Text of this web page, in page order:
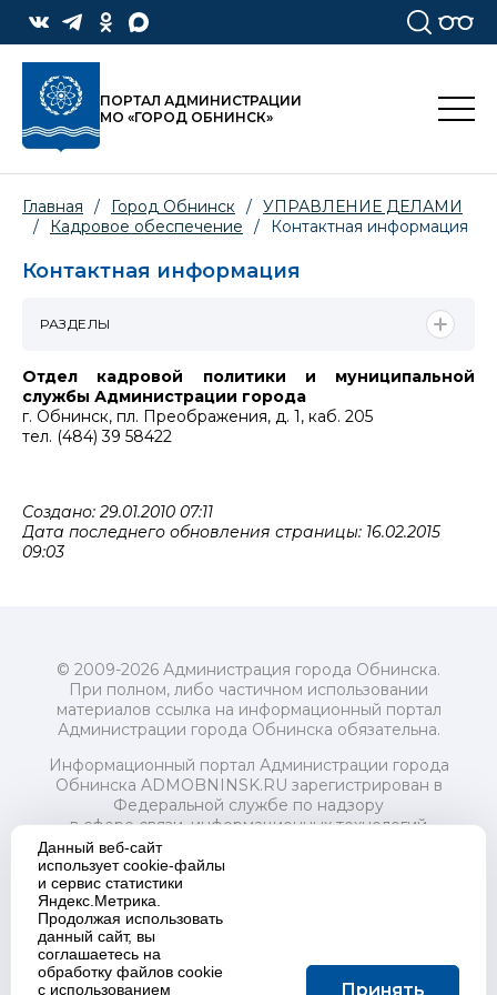
ПОРТАЛ АДМИНИСТРАЦИИ
МО «ГОРОД ОБНИНСК»
Главная / Город Обнинск / УПРАВЛЕНИЕ ДЕЛАМИ
/
Кадровое обеспечение / Контактная информация
Контактная информация
Отдел кадровой политики и муниципальной
службы Администрации города
г. Обнинск, пл. Преображения, д. 1, каб. 205
тел. (484) 39 58422
Создано: 29.01.2010 07:11
Дата последнего обновления страницы: 16.02.2015
09:03
РАЗДЕЛЫ
© 2009-2026 Администрация города Обнинска.
При полном, либо частичном использовании
материалов ссылка на информационный портал
Администрации города Обнинска обязательна.
Информационный портал Администрации города
Обнинска ADMOBNINSK.RU зарегистрирован в
Федеральной службе по надзору
в сфере связи, информационных технологий
и массовых коммуникаций (Роскомнадзор) 24 июля
2018 года.
Свидетельство о регистрации Эл № ФС77-73321
Учредитель: Администрация (исполнительно-
распорядительный орган) городского округа "Город
Обнинск". Главный редактор: Байкова Е.А.
Адрес электронной почты Редакции:
Данный веб-сайт
использует cookie-файлы
и сервис статистики
Яндекс.Метрика.
Продолжая использовать
данный сайт, вы
соглашаетесь на
обработку файлов cookie
с использованием
Принять